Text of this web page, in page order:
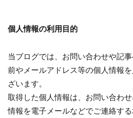
個人情報の利用目的
当ブログでは、お問い合わせや記
前やメールアドレス等の個人情報
ざいます。
取得した個人情報は、お問い合わ
情報を電子メールなどでご連絡す